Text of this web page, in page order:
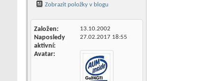
Zobrazit položky v blogu
Založen 13.10.2002
Naposledy
aktivní
27.02.2017 18:55
Avatar